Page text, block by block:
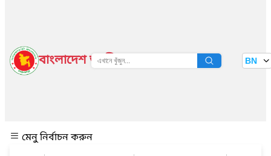
বাংলাদেশ জাতীয় তথ্য বাতায়ন BN
মেনু নির্বাচন করুন